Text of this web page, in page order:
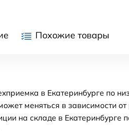
Похожие товары
в Екатеринбурге по
меняться в зависимости
на складе в Екатеринбурге